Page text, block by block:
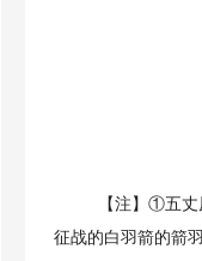
【注】①五
征战的白羽箭的箭